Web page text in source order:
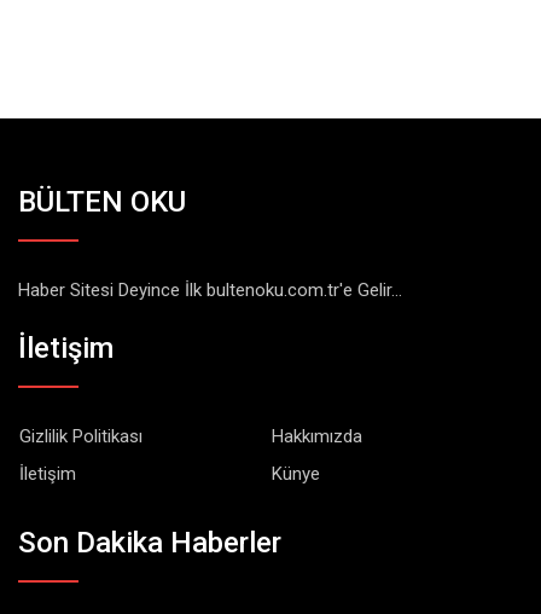
BÜLTEN OKU
Haber Sitesi Deyince İlk bultenoku.com.tr'e Gelir...
İletişim
Gizlilik Politikası
Hakkımızda
İletişim
Künye
Son Dakika Haberler